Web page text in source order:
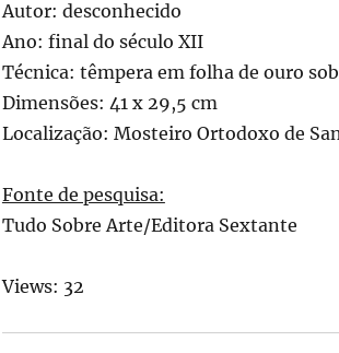
Autor: desconhecido
Ano: final do século XII
Técnica: têmpera em folha de ouro
Dimensões: 41 x 29,5 cm
Localização: Mosteiro Ortodoxo de
Fonte de pesquisa:
Tudo Sobre Arte/Editora Sextante
Views: 32